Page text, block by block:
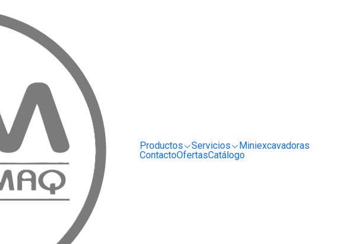
Productos Servicios
Miniexcavadoras
ContactoOfertasCatálogo
Manuales
Cantidad